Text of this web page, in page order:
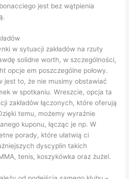
jest bez wątpienia
w sytuacji zakładów na rzuty
solidne worth, w szczególności,
opcje em poszczególne połowy.
jest to, że nie musimy obstawiać
w spotkaniu. Wreszcie, opcja ta
zakładów łączonych, które oferują
temu, możemy wyraźnie
kuponu, łącząc je np. W
porady, które ułatwią ci
dyscyplin takich
tenis, koszykówka oraz żużel.